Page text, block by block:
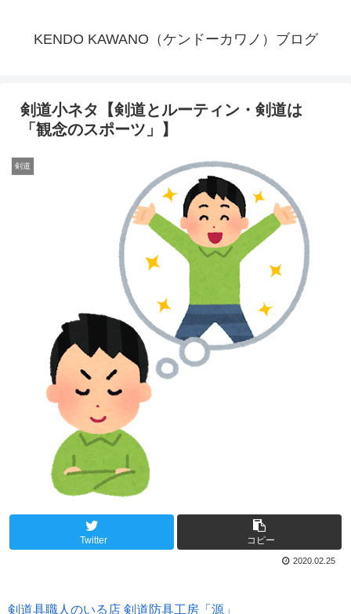
KENDO KAWANO（ケンドーカワノ）ブログ
剣道小ネタ【剣道とルーティン・剣道は
「観念のスポーツ」】
剣道
Twitter コピー
2020.02.25
剣道具職人のいる店 剣道防具工房「源」